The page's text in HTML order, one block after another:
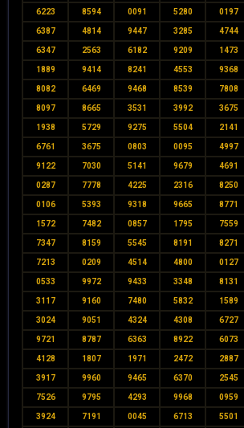
6223 8594 0091 5280 0197
6387 4814 9447 3285 4744
6347 2563 6182 9209 1473
1889 9414 8241 4553 9368
8082 6469 9468 8539 7808
8097 8665 3531 3992 3675
1938 5729 9275 5504 2141
6761 3675 0803 0095 4997
9122 7030 5141 9679 4691
0287 7778 4225 2316 8250
0106 5393 9318 9665 8771
1572 7482 0857 1795 7559
7347 8159 5545 8191 8271
7213 0209 4514 4800 0127
0533 9972 9433 3348 8131
3117 9160 7480 5832 1589
3024 9051 4324 4308 6727
9721 8787 6363 8922 6073
4128 1807 1971 2472 2887
3917 9960 9465 6370 2545
7526 9795 4293 9968 0959
3924 7191 0045 6713 5501